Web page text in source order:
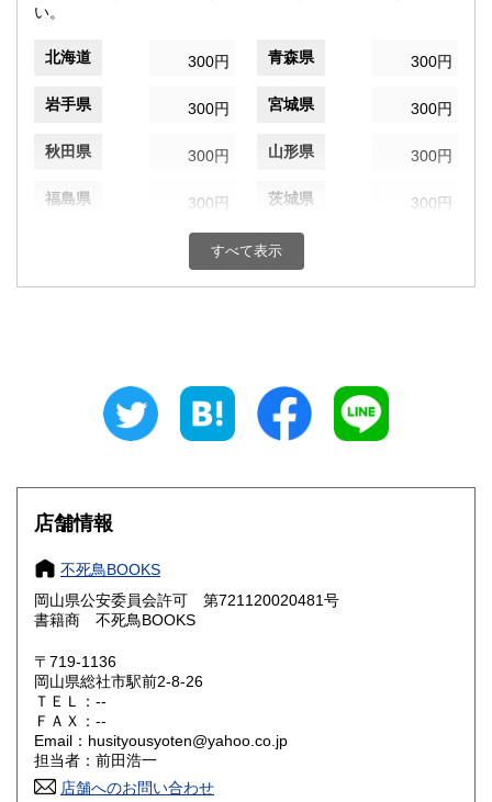
い。
北海道 300円 青森県 300円
岩手県 300円 宮城県 300円
秋田県 300円 山形県 300円
福島県 300円 茨城県 300円
300円 群馬県
埼玉県 千葉県
300円 富山県
300円 福井県
300円 300円
岐阜県
愛知県
滋賀県 300円
大阪府 300円
奈良県
鳥取県
すべて表示
店舗情報
不死鳥BOOKS
岡山県公安委員会許可 第721120020481号
書籍商 不死鳥BOOKS
〒719-1136
岡山県総社市駅前2-8-26
ＴＥＬ：--
ＦＡＸ：--
Email：husityousyoten@yahoo.co.jp
担当者：前田浩一
店舗へのお問い合わせ